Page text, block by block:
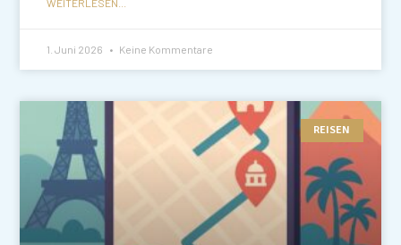
WEITERLESEN...
1. Juni 2026 Keine Kommentare
REISEN